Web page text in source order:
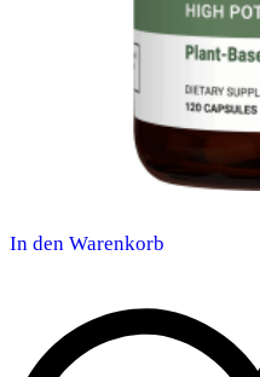
In den Warenkorb